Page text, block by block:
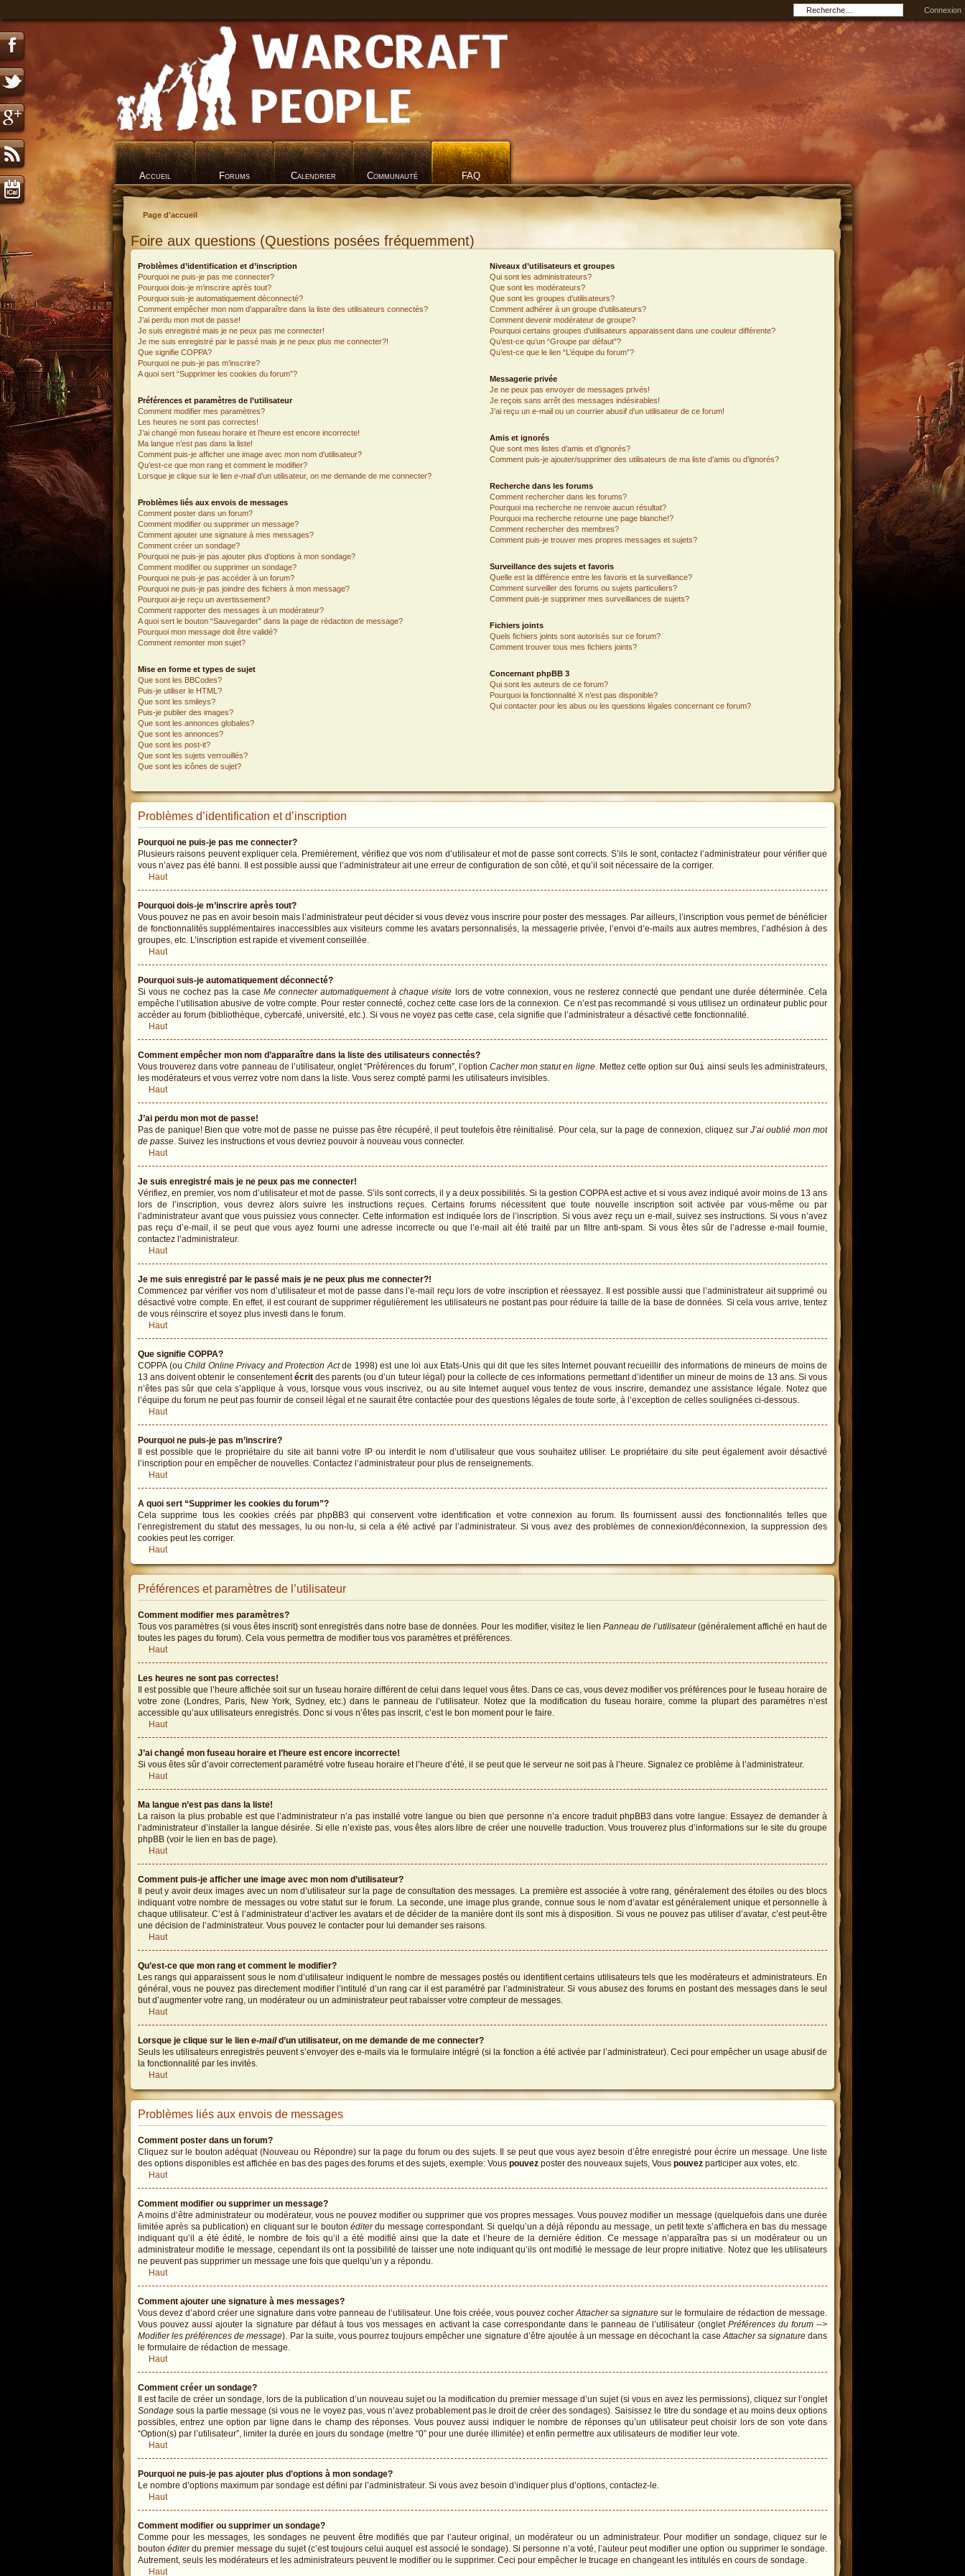
Connexion
Accueil Forums Calendrier Communauté FAQ
Page d'accueil
Foire aux questions (Questions posées fréquemment)
Problèmes d’identification et d’inscription
Pourquoi ne puis-je pas me connecter?
Pourquoi dois-je m’inscrire après tout?
Pourquoi suis-je automatiquement déconnecté?
Comment empêcher mon nom d’apparaître dans la liste des utilisateurs connectés?
J’ai perdu mon mot de passe!
Je suis enregistré mais je ne peux pas me connecter!
Je me suis enregistré par le passé mais je ne peux plus me connecter?!
Que signifie COPPA?
Pourquoi ne puis-je pas m’inscrire?
A quoi sert “Supprimer les cookies du forum”?
Préférences et paramètres de l’utilisateur
Comment modifier mes paramètres?
Les heures ne sont pas correctes!
J’ai changé mon fuseau horaire et l’heure est encore incorrecte!
Ma langue n’est pas dans la liste!
Comment puis-je afficher une image avec mon nom d’utilisateur?
Qu’est-ce que mon rang et comment le modifier?
Lorsque je clique sur le lien e-maild’un utilisateur, on me demande de me connecter?
Problèmes liés aux envois de messages
Comment poster dans un forum?
Comment modifier ou supprimer un message?
Comment ajouter une signature à mes messages?
Comment créer un sondage?
Pourquoi ne puis-je pas ajouter plus d’options à mon sondage?
Comment modifier ou supprimer un sondage?
Pourquoi ne puis-je pas accéder à un forum?
Pourquoi ne puis-je pas joindre des fichiers à mon message?
Pourquoi ai-je reçu un avertissement?
Comment rapporter des messages à un modérateur?
A quoi sert le bouton “Sauvegarder” dans la page de rédaction de message?
Pourquoi mon message doit être validé?
Comment remonter mon sujet?
Mise en forme et types de sujet
Que sont les BBCodes?
Puis-je utiliser le HTML?
Que sont les smileys?
Puis-je publier des images?
Que sont les annonces globales?
Que sont les annonces?
Que sont les post-it?
Que sont les sujets verrouillés?
Que sont les icônes de sujet?
Niveaux d’utilisateurs et groupes
Qui sont les administrateurs?
Que sont les modérateurs?
Que sont les groupes d’utilisateurs?
Comment adhérer à un groupe d’utilisateurs?
Comment devenir modérateur de groupe?
Pourquoi certains groupes d’utilisateurs apparaissent dans une couleur différente?
Qu’est-ce qu’un “Groupe par défaut”?
Qu’est-ce que le lien “L’équipe du forum”?
Messagerie privée
Je ne peux pas envoyer de messages privés!
Je reçois sans arrêt des messages indésirables!
J’ai reçu un e-mail ou un courrier abusif d’un utilisateur de ce forum!
Amis et ignorés
Que sont mes listes d’amis et d’ignorés?
Comment puis-je ajouter/supprimer des utilisateurs de ma liste d’amis ou d’ignorés?
Recherche dans les forums
Comment rechercher dans les forums?
Pourquoi ma recherche ne renvoie aucun résultat?
Pourquoi ma recherche retourne une page blanche!?
Comment rechercher des membres?
Comment puis-je trouver mes propres messages et sujets?
Surveillance des sujets et favoris
Quelle est la différence entre les favoris et la surveillance?
Comment surveiller des forums ou sujets particuliers?
Comment puis-je supprimer mes surveillances de sujets?
Fichiers joints
Quels fichiers joints sont autorisés sur ce forum?
Comment trouver tous mes fichiers joints?
Concernant phpBB 3
Qui sont les auteurs de ce forum?
Pourquoi la fonctionnalité X n’est pas disponible?
Qui contacter pour les abus ou les questions légales concernant ce forum?
Problèmes d’identification et d’inscription
Pourquoi ne puis-je pas me connecter?
Plusieurs raisons peuvent expliquer cela. Premièrement, vérifiez que vos nom d’utilisateur et mot de passe sont corrects. S’ils le sont, contactez l’administrateur pour vérifier que
vous n’avez pas été banni. Il est possible aussi que l’administrateur ait une erreur de configuration de son côté, et qu’il soit nécessaire de la corriger.
Haut
Pourquoi dois-je m’inscrire après tout?
Vous pouvez ne pas en avoir besoin mais l’administrateur peut décider si vous devez vous inscrire pour poster des messages. Par ailleurs, l’inscription vous permet de bénéficier
de fonctionnalités supplémentaires inaccessibles aux visiteurs comme les avatars personnalisés, la messagerie privée, l’envoi d’e-mails aux autres membres, l’adhésion à des
groupes, etc. L’inscription est rapide et vivement conseillée.
Haut
Pourquoi suis-je automatiquement déconnecté?
Si vous ne cochez pas la case Me connecter automatiquement à chaque visite lors de votre connexion, vous ne resterez connecté que pendant une durée déterminée. Cela
empêche l’utilisation abusive de votre compte. Pour rester connecté, cochez cette case lors de la connexion. Ce n’est pas recommandé si vous utilisez un ordinateur public pour
accéder au forum (bibliothèque, cybercafé, université, etc.). Si vous ne voyez pas cette case, cela signifie que l’administrateur a désactivé cette fonctionnalité.
Haut
Comment empêcher mon nom d’apparaître dans la liste des utilisateurs connectés?
Vous trouverez dans votre panneau de l’utilisateur, onglet “Préférences du forum”, l’option Cacher mon statut en ligne. Mettez cette option surOui ainsi seuls les administrateurs,
les modérateurs et vous verrez votre nom dans la liste. Vous serez compté parmi les utilisateurs invisibles.
Haut
J’ai perdu mon mot de passe!
Pas de panique! Bien que votre mot de passe ne puisse pas être récupéré, il peut toutefois être réinitialisé. Pour cela, sur la page de connexion, cliquez sur J’ai oublié mon mot
de passe. Suivez les instructions et vous devriez pouvoir à nouveau vous connecter.
Haut
Je suis enregistré mais je ne peux pas me connecter!
Vérifiez, en premier, vos nom d’utilisateur et mot de passe. S’ils sont corrects, il y a deux possibilités. Si la gestion COPPA est active et si vous avez indiqué avoir moins de 13 ans
lors de l’inscription, vous devrez alors suivre les instructions reçues. Certains forums nécessitent que toute nouvelle inscription soit activée par vous-même ou par
l’administrateur avant que vous puissiez vous connecter. Cette information est indiquée lors de l’inscription. Si vous avez reçu un e-mail, suivez ses instructions. Si vous n’avez
pas reçu d’e-mail, il se peut que vous ayez fourni une adresse incorrecte ou que l’e-mail ait été traité par un filtre anti-spam. Si vous êtes sûr de l’adresse e-mail fournie,
contactez l’administrateur.
Haut
Je me suis enregistré par le passé mais je ne peux plus me connecter?!
Commencez par vérifier vos nom d’utilisateur et mot de passe dans l’e-mail reçu lors de votre inscription et réessayez. Il est possible aussi que l’administrateur ait supprimé ou
désactivé votre compte. En effet, il est courant de supprimer régulièrement les utilisateurs ne postant pas pour réduire la taille de la base de données. Si cela vous arrive, tentez
de vous réinscrire et soyez plus investi dans le forum.
Haut
Que signifie COPPA?
COPPA (ouChild Online Privacy and Protection Actde 1998) est une loi aux Etats-Unis qui dit que les sites Internet pouvant recueillir des informations de mineurs de moins de
13 ans doivent obtenir le consentementécritdes parents (ou d’un tuteur légal) pour la collecte de ces informations permettant d’identifier un mineur de moins de 13 ans. Si vous
n’êtes pas sûr que cela s’applique à vous, lorsque vous vous inscrivez, ou au site Internet auquel vous tentez de vous inscrire, demandez une assistance légale. Notez que
l’équipe du forum ne peut pas fournir de conseil légal et ne saurait être contactée pour des questions légales de toute sorte, à l’exception de celles soulignées ci-dessous.
Haut
Pourquoi ne puis-je pas m’inscrire?
Il est possible que le propriétaire du site ait banni votre IP ou interdit le nom d’utilisateur que vous souhaitez utiliser. Le propriétaire du site peut également avoir désactivé
l’inscription pour en empêcher de nouvelles. Contactez l’administrateur pour plus de renseignements.
Haut
A quoi sert “Supprimer les cookies du forum”?
Cela supprime tous les cookies créés par phpBB3 qui conservent votre identification et votre connexion au forum. Ils fournissent aussi des fonctionnalités telles que
l’enregistrement du statut des messages, lu ou non-lu, si cela a été activé par l’administrateur. Si vous avez des problèmes de connexion/déconnexion, la suppression des
cookies peut les corriger.
Haut
Préférences et paramètres de l’utilisateur
Comment modifier mes paramètres?
Tous vos paramètres (si vous êtes inscrit) sont enregistrés dans notre base de données. Pour les modifier, visitez le lien Panneau de l’utilisateur(généralement affiché en haut de
toutes les pages du forum). Cela vous permettra de modifier tous vos paramètres et préférences.
Haut
Les heures ne sont pas correctes!
Il est possible que l’heure affichée soit sur un fuseau horaire différent de celui dans lequel vous êtes. Dans ce cas, vous devez modifier vos préférences pour le fuseau horaire de
votre zone (Londres, Paris, New York, Sydney, etc.) dans le panneau de l’utilisateur. Notez que la modification du fuseau horaire, comme la plupart des paramètres n’est
accessible qu’aux utilisateurs enregistrés. Donc si vous n’êtes pas inscrit, c’est le bon moment pour le faire.
Haut
J’ai changé mon fuseau horaire et l’heure est encore incorrecte!
Si vous êtes sûr d’avoir correctement paramétré votre fuseau horaire et l’heure d’été, il se peut que le serveur ne soit pas à l’heure. Signalez ce problème à l’administrateur.
Haut
Ma langue n’est pas dans la liste!
La raison la plus probable est que l’administrateur n’a pas installé votre langue ou bien que personne n’a encore traduit phpBB3 dans votre langue. Essayez de demander à
l’administrateur d’installer la langue désirée. Si elle n’existe pas, vous êtes alors libre de créer une nouvelle traduction. Vous trouverez plus d’informations sur le site du groupe
phpBB (voir le lien en bas de page).
Haut
Comment puis-je afficher une image avec mon nom d’utilisateur?
Il peut y avoir deux images avec un nom d’utilisateur sur la page de consultation des messages. La première est associée à votre rang, généralement des étoiles ou des blocs
indiquant votre nombre de messages ou votre statut sur le forum. La seconde, une image plus grande, connue sous le nom d’avatar est généralement unique et personnelle à
chaque utilisateur. C’est à l’administrateur d’activer les avatars et de décider de la manière dont ils sont mis à disposition. Si vous ne pouvez pas utiliser d’avatar, c’est peut-être
une décision de l’administrateur. Vous pouvez le contacter pour lui demander ses raisons.
Haut
Qu’est-ce que mon rang et comment le modifier?
Les rangs qui apparaissent sous le nom d’utilisateur indiquent le nombre de messages postés ou identifient certains utilisateurs tels que les modérateurs et administrateurs. En
général, vous ne pouvez pas directement modifier l’intitulé d’un rang car il est paramétré par l’administrateur. Si vous abusez des forums en postant des messages dans le seul
but d’augmenter votre rang, un modérateur ou un administrateur peut rabaisser votre compteur de messages.
Haut
Lorsque je clique sur le lien e-maild’un utilisateur, on me demande de me connecter?
Seuls les utilisateurs enregistrés peuvent s’envoyer des e-mails via le formulaire intégré (si la fonction a été activée par l’administrateur). Ceci pour empêcher un usage abusif de
la fonctionnalité par les invités.
Haut
Problèmes liés aux envois de messages
Comment poster dans un forum?
Cliquez sur le bouton adéquat (Nouveau ou Répondre) sur la page du forum ou des sujets. Il se peut que vous ayez besoin d’être enregistré pour écrire un message. Une liste
des options disponibles est affichée en bas des pages des forums et des sujets, exemple: Vous pouvez poster des nouveaux sujets, Vous pouvez participer aux votes, etc.
Haut
Comment modifier ou supprimer un message?
A moins d’être administrateur ou modérateur, vous ne pouvez modifier ou supprimer que vos propres messages. Vous pouvez modifier un message (quelquefois dans une durée
limitée après sa publication) en cliquant sur le bouton éditerdu message correspondant. Si quelqu’un a déjà répondu au message, un petit texte s’affichera en bas du message
indiquant qu’il a été édité, le nombre de fois qu’il a été modifié ainsi que la date et l’heure de la dernière édition. Ce message n’apparaîtra pas si un modérateur ou un
administrateur modifie le message, cependant ils ont la possibilité de laisser une note indiquant qu’ils ont modifié le message de leur propre initiative. Notez que les utilisateurs
ne peuvent pas supprimer un message une fois que quelqu’un y a répondu.
Haut
Comment ajouter une signature à mes messages?
Vous devez d’abord créer une signature dans votre panneau de l’utilisateur. Une fois créée, vous pouvez cocherAttacher sa signature sur le formulaire de rédaction de message.
Vous pouvez aussi ajouter la signature par défaut à tous vos messages en activant la case correspondante dans le panneau de l’utilisateur (onglet Préférences du forum -->
Modifier les préférences de message). Par la suite, vous pourrez toujours empêcher une signature d’être ajoutée à un message en décochant la caseAttacher sa signaturedans
le formulaire de rédaction de message.
Haut
Comment créer un sondage?
Il est facile de créer un sondage, lors de la publication d’un nouveau sujet ou la modification du premier message d’un sujet (si vous en avez les permissions), cliquez sur l’onglet
Sondage sous la partie message (si vous ne le voyez pas, vous n’avez probablement pas le droit de créer des sondages). Saisissez le titre du sondage et au moins deux options
possibles, entrez une option par ligne dans le champ des réponses. Vous pouvez aussi indiquer le nombre de réponses qu’un utilisateur peut choisir lors de son vote dans
“Option(s) par l’utilisateur”, limiter la durée en jours du sondage (mettre “0” pour une durée illimitée) et enfin permettre aux utilisateurs de modifier leur vote.
Haut
Pourquoi ne puis-je pas ajouter plus d’options à mon sondage?
Le nombre d’options maximum par sondage est défini par l’administrateur. Si vous avez besoin d’indiquer plus d’options, contactez-le.
Haut
Comment modifier ou supprimer un sondage?
Comme pour les messages, les sondages ne peuvent être modifiés que par l’auteur original, un modérateur ou un administrateur. Pour modifier un sondage, cliquez sur le
boutonéditerdu premier message du sujet (c’est toujours celui auquel est associé le sondage). Si personne n’a voté, l’auteur peut modifier une option ou supprimer le sondage.
Autrement, seuls les modérateurs et les administrateurs peuvent le modifier ou le supprimer. Ceci pour empêcher le trucage en changeant les intitulés en cours de sondage.
Haut